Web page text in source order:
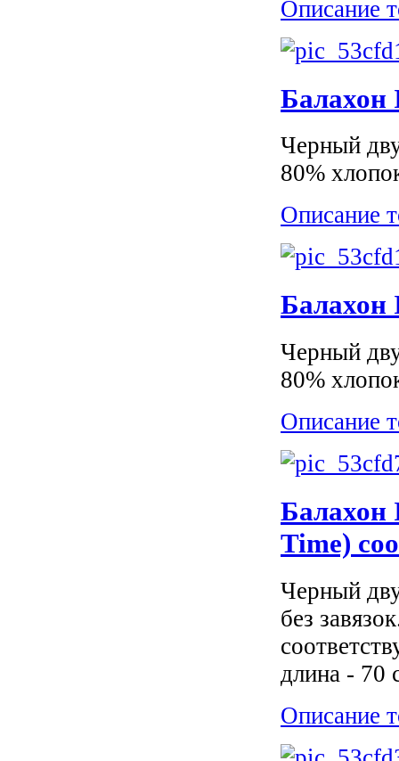
Описание
Балахон
Черный
80%
Описание
Балахон
Черный
80%
Описание
Балахон
Time)
Черный
без
длина - 70
Описание